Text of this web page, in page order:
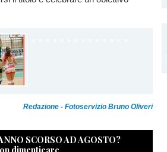
Redazione - Fotoservizio Bruno Oliveri
SCORSO AD AGOSTO?